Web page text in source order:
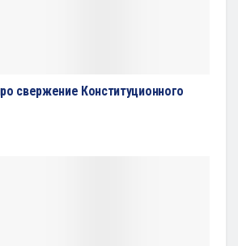
свержение Конституционного